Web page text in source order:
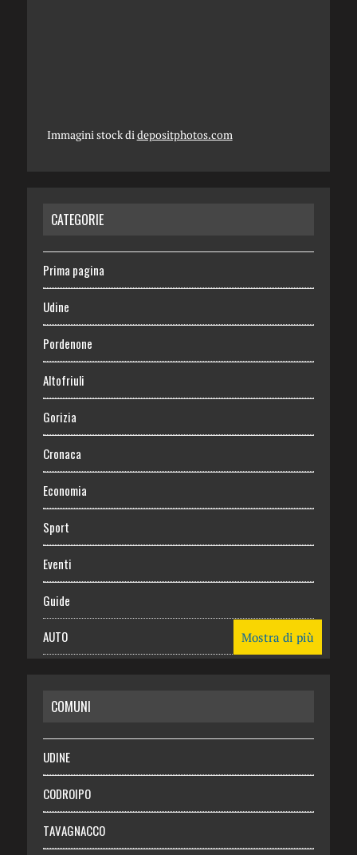
Immagini stock didepositphotos.com
CATEGORIE
Prima pagina
Udine
Pordenone
Altofriuli
Gorizia
Cronaca
Economia
Sport
Eventi
Guide
AUTO
RISPARMIO
SALUTE
Necrologie
Chi siamo
Mostra di più
COMUNI
UDINE
CODROIPO
TAVAGNACCO